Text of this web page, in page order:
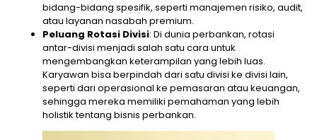
bidang-bidang spesifik, seperti manajemen risiko, audit,
atau layanan nasabah premium.
Peluang Rotasi Divisi: Di dunia perbankan, rotasi
antar-divisi menjadi salah satu cara untuk
mengembangkan keterampilan yang lebih luas.
Karyawan bisa berpindah dari satu divisi ke divisi lain,
seperti dari operasional ke pemasaran atau keuangan,
sehingga mereka memiliki pemahaman yang lebih
holistik tentang bisnis perbankan.